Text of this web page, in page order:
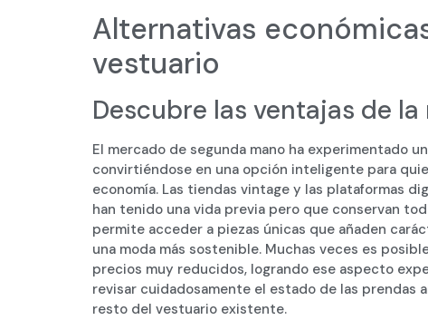
Alternativas
vestuario
Descubre las ventajas de
El mercado de segunda mano ha experimentado
convirtiéndose en una opción inteligente para
economía. Las tiendas vintage y las plataformas
han tenido una vida previa pero que conservan
permite acceder a piezas únicas que añaden
una moda más sostenible. Muchas veces es
precios muy reducidos, logrando ese aspecto
revisar cuidadosamente el estado de las prendas
resto del vestuario existente.